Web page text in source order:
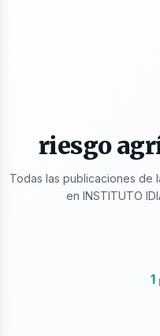
riesgo
Todas las publicaciones de
en INSTITUTO
1